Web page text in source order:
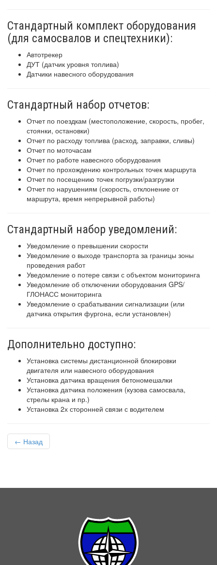
Стандартный комплект оборудования
(для самосвалов и спецтехники):
Автотрекер
ДУТ (датчик уровня топлива)
Датчики навесного оборудования
Стандартный набор отчетов:
Отчет по поездкам (местоположение, скорость, пробег,
стоянки, остановки)
Отчет по расходу топлива (расход, заправки, сливы)
Отчет по моточасам
Отчет по работе навесного оборудования
Отчет по прохождению контрольных точек маршрута
Отчет по посещению точек погрузки/разгрузки
Отчет по нарушениям (скорость, отклонение от
маршрута, время непрерывной работы)
Стандартный набор уведомлений:
Уведомление о превышении скорости
Уведомление о выходе транспорта за границы зоны
проведения работ
Уведомление о потере связи с объектом мониторинга
Уведомление об отключении оборудования GPS/
ГЛОНАСС мониторинга
Уведомление о срабатывании сигнализации (или
датчика открытия фургона, если установлен)
Дополнительно доступно:
Установка системы дистанционной блокировки
двигателя или навесного оборудования
Установка датчика вращения бетономешалки
Установка датчика положения (кузова самосвала,
стрелы крана и пр.)
Установка 2х сторонней связи с водителем
← Назад